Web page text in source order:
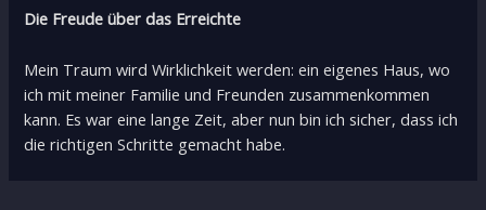
Die Freude über das Erreichte
Mein Traum wird Wirklichkeit werden: ein eigenes Haus, wo
ich mit meiner Familie und Freunden zusammenkommen
kann. Es war eine lange Zeit, aber nun bin ich sicher, dass ich
die richtigen Schritte gemacht habe.